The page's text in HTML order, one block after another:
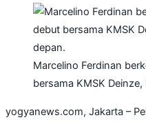
Marcelino Ferdinan
bersama KMSK
yogyanews.com, Jakarta –